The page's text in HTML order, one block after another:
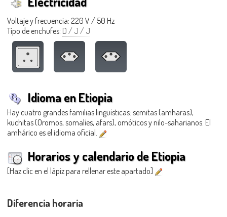
Voltaje y frecuencia: 220 V / 50 Hz
Tipo de enchufes: D / J / J
Idioma en Etiopia
Hay cuatro grandes familias lingüísticas: semitas (amharas),
kuchitas (Oromos, somalíes, afars), omóticos y nilo-saharianos. El
amhárico es el idioma oficial.
Horarios y calendario de Etiopia
[Haz clic en el lápiz para rellenar este apartado]
Diferencia horaria